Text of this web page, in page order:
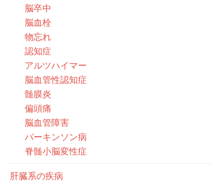
脳卒中
脳血栓
物忘れ
認知症
アルツハイマー
脳血管性認知症
髄膜炎
偏頭痛
脳血管障害
パーキンソン病
脊髄小脳変性症
肝臓系の疾病